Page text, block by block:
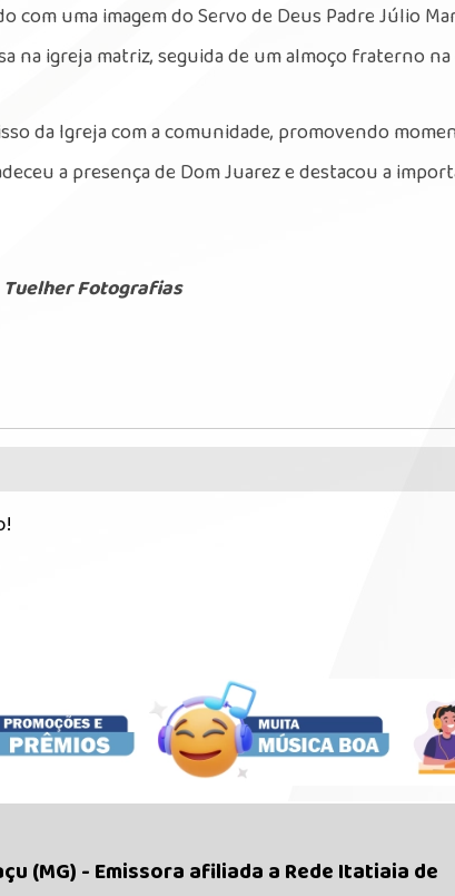
com uma imagem do Servo de Deus Padre Júlio
na igreja matriz, seguida de um almoço fraterno na
da Igreja com a comunidade, promovendo
a presença de Dom Juarez e destacou a
Fotografias
(MG) - Emissora afiliada a Rede Itatiaia de